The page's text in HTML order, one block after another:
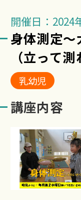
開催日：2024
身体測定
（立って
乳幼児
講座内容